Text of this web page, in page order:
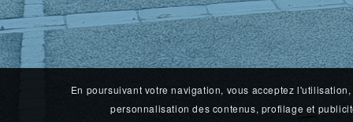
En poursuivant votre navigation, vous acceptez
personnalisation des contenus, profilage et